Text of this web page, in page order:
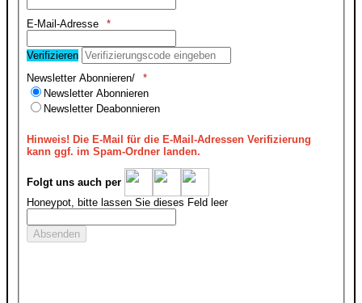
E-Mail-Adresse
Verifizieren
Newsletter Abonnieren/
Newsletter Abonnieren
Newsletter Deabonnieren
Hinweis!Die E-Mail für die E-Mail-Adressen Verifizierung
kann ggf. im Spam-Ordner landen.
Folgt uns auch per
Honeypot, bitte lassen Sie dieses Feld leer